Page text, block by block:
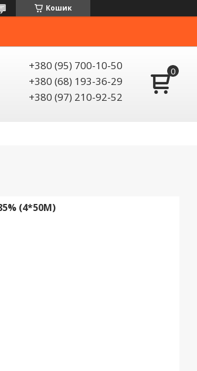
Кошик
+380 (95) 700-10-50
+380 (68) 193-36-29
+380 (97) 210-92-52
(4*50М)